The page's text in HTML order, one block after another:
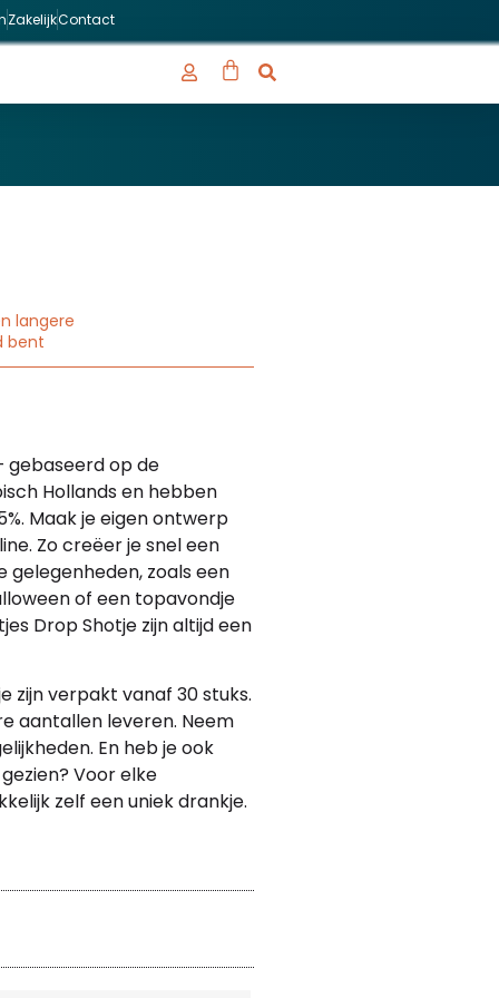
ZakelijkContact
langere
bent
gebaseerd op de
Hollands en hebben
Maak je eigen ontwerp
Zo creëer je snel een
gelegenheden, zoals een
of een topavondje
Drop Shotje zijn altijd een
zijn verpakt vanaf 30 stuks.
aantallen leveren. Neem
En heb je ook
Voor elke
zelf een uniek drankje.